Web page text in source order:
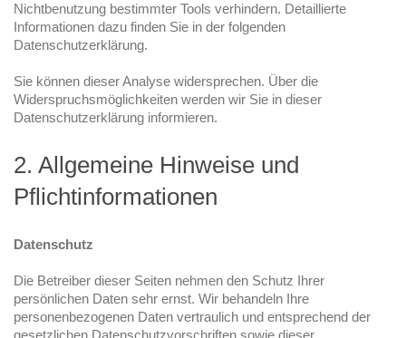
Nichtbenutzung bestimmter Tools verhindern. Detaillierte
Informationen dazu finden Sie in der folgenden
Datenschutzerklärung.
Sie können dieser Analyse widersprechen. Über die
Widerspruchsmöglichkeiten werden wir Sie in dieser
Datenschutzerklärung informieren.
2. Allgemeine Hinweise und
Pflichtinformationen
Datenschutz
Die Betreiber dieser Seiten nehmen den Schutz Ihrer
persönlichen Daten sehr ernst. Wir behandeln Ihre
personenbezogenen Daten vertraulich und entsprechend der